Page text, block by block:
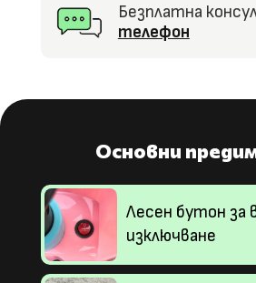
Безплатна
телефон
Основни
Лесен бутон за
изключване